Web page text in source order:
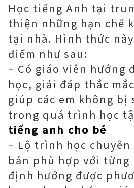
Học tiếng Anh tại
thiện những hạn chế
tại nhà. Hình thức
điểm như sau:
– Có giáo viên hướng
học, giải đáp thắc
giúp các em không bị
trong quá trình học
tiếng anh cho bé
– Lộ trình học
bản phù hợp với
định hướng được